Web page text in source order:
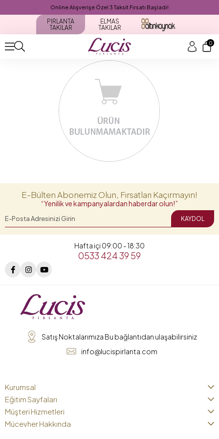
Online Alışverişe Özel 3 Taksit Fırsatı Başladı!
PIRLANTA
TAKILAR
ELMAS
TAKILAR
0
E-Bülten Abonemiz Olun, Fırsatları Kaçırmayın!
“Yenilik ve kampanyalardan haberdar olun!”
KAYDOL
Hafta içi 09:00 - 18:30
0533 424 39 59
Satış Noktalarımıza Bu bağlantıdan ulaşabilirsiniz
info@lucispirlanta.com
Kurumsal
Eğitim Sayfaları
Müşteri Hizmetleri
Mücevher Hakkında